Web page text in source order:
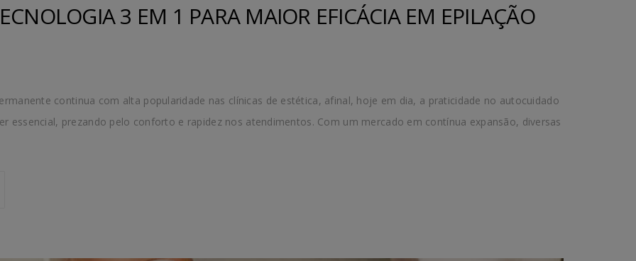
3 EM 1 PARA MAIOR EFICÁCIA EM EPILAÇÃO
continua com alta popularidade nas clínicas de estética, afinal, hoje em dia, a praticidade no autocuidado
essencial, prezando pelo conforto e rapidez nos atendimentos. Com um mercado em contínua expansão, diversas